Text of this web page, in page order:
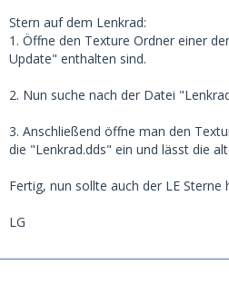
Stern auf dem Lenkrad:
1. Öffne den Texture Ordner einer
Update" enthalten sind.
2. Nun suche nach der Datei
3. Anschließend öffne man den
die "Lenkrad.dds" ein und lässt die
Fertig, nun sollte auch der LE Sterne
LG